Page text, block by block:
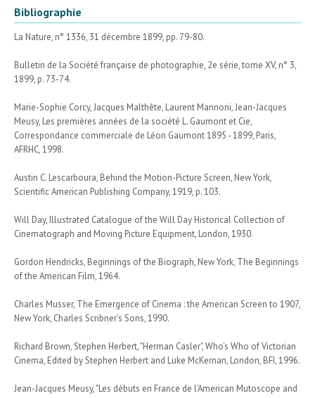
Bibliographie
La Nature, n° 1336, 31 décembre 1899, pp. 79-80.
Bulletin de la Société française de photographie, 2e série, tome XV, n° 3,
1899, p. 73-74.
Marie-Sophie Corcy, Jacques Malthête, Laurent Mannoni, Jean-Jacques
Meusy, Les premières années de la société L. Gaumont et Cie,
Correspondance commerciale de Léon Gaumont 1895 - 1899, Paris,
AFRHC, 1998.
Austin C. Lescarboura, Behind the Motion-Picture Screen, New York,
Scientific American Publishing Company, 1919, p. 103.
Will Day, Illustrated Catalogue of the Will Day Historical Collection of
Cinematograph and Moving Picture Equipment, London, 1930.
Gordon Hendricks, Beginnings of the Biograph, New York, The Beginnings
of the American Film, 1964.
Charles Musser, The Emergence of Cinema : the American Screen to 1907,
New York, Charles Scribner's Sons, 1990.
Richard Brown, Stephen Herbert, "Herman Casler", Who's Who of Victorian
Cinema, Edited by Stephen Herbert and Luke McKernan, London, BFI, 1996.
Jean-Jacques Meusy, "Les débuts en France de l'American Mutoscope and